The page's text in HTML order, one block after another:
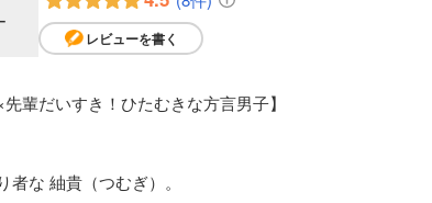
レビューを書く
輩だいすき！ひたむきな方言男子】
な 紬貴（つむぎ）。